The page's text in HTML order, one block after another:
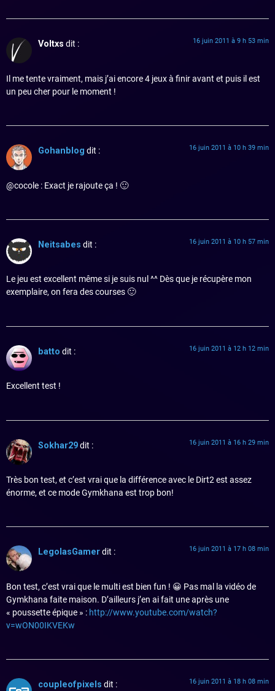
Voltxs dit : 16 juin 2011 à 9 h 53 min
Il me tente vraiment, mais j’ai encore 4 jeux à finir avant et puis il est
un peu cher pour le moment !
Gohanblog dit : 16 juin 2011 à 10 h 39 min
@cocole : Exact je rajoute ça ! 🙂
Neitsabes dit : 16 juin 2011 à 10 h 57 min
Le jeu est excellent même si je suis nul ^^ Dès que je récupère mon
exemplaire, on fera des courses 🙂
batto dit : 16 juin 2011 à 12 h 12 min
Excellent test !
Sokhar29dit : 16 juin 2011 à 16 h 29 min
Très bon test, et c’est vrai que la différence avec le Dirt2 est assez
énorme, et ce mode Gymkhana est trop bon!
LegolasGamerdit : 16 juin 2011 à 17 h 08 min
Bon test, c’est vrai que le multi est bien fun ! 😀 Pas mal la vidéo de
Gymkhana faite maison. D’ailleurs j’en ai fait une après une
« poussette épique » : http://www.youtube.com/watch?
v=wON00IKVEKw
coupleofpixels dit : 16 juin 2011 à 18 h 08 min